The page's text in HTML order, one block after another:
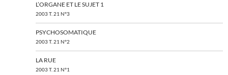
L’ORGANE ET LE SUJET 1
2003 T. 21 N°3
PSYCHOSOMATIQUE
2003 T. 21 N°2
LA RUE
2003 T. 21 N°1